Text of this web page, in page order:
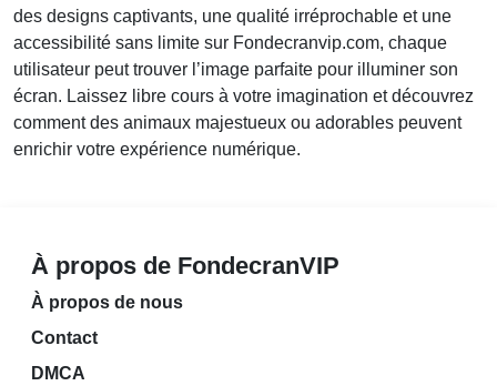
des designs captivants, une qualité irréprochable et une
accessibilité sans limite sur Fondecranvip.com, chaque
utilisateur peut trouver l’image parfaite pour illuminer son
écran. Laissez libre cours à votre imagination et découvrez
comment des animaux majestueux ou adorables peuvent
enrichir votre expérience numérique.
À propos de FondecranVIP
À propos de nous
Contact
DMCA